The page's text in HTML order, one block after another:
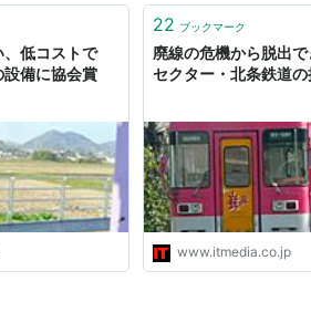
扱いっ…
、低コストで
備に協会賞
22 ブックマーク
廃線の危機から脱出
セクター・北条鉄道
www.itmedia.co.jp